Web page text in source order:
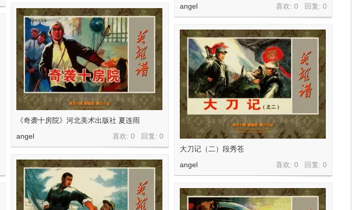
喜欢: 0 回复:0
angel
《奇袭十房院》河北美术出版社 夏连雨
喜欢: 0 回复:0
angel
大刀记（二）段秀苍
喜欢: 0 回复:0
angel